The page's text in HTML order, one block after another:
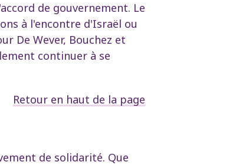
de gouvernement. Le
à l'encontre d'Israël ou
De Wever, Bouchez et
continuer à se
Retour en haut de la page
de solidarité. Que